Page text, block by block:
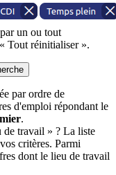
un ou tout
Tout réinitialiser ».
par ordre de
d'emploi répondant le
.
de travail » ? La liste
critères. Parmi
dont le lieu de travail